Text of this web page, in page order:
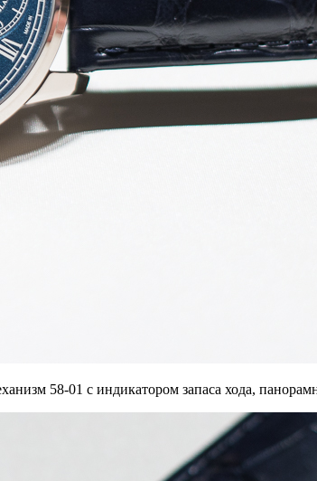
58-01 с индикатором запаса хода,